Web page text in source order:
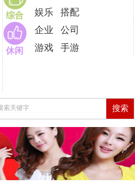
综合
娱乐
搭配
休闲
企业
公司
游戏
手游